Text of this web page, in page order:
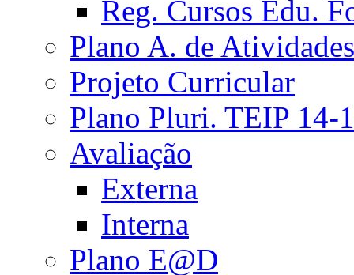
Reg. Cursos Edu.
Plano A. de Atividades
Projeto Curricular
Plano Pluri. TEIP 14-
Avaliação
Externa
Interna
Plano E@D